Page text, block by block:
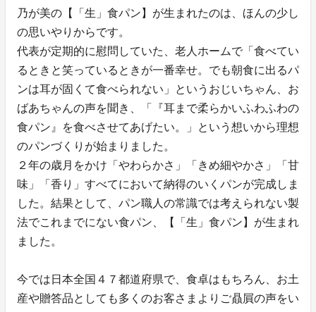
乃が美の【「生」食パン】が生まれたのは、ほんの少し
の思いやりからです。
代表が定期的に慰問していた、老人ホームで「食べてい
るときと笑っているときが一番幸せ。でも朝食に出るパ
ンは耳が固くて食べられない」というおじいちゃん、お
ばあちゃんの声を聞き、「『耳まで柔らかいふわふわの
食パン』を食べさせてあげたい。」という想いから理想
のパンづくりが始まりました。
２年の歳月をかけ「やわらかさ」「きめ細やかさ」「甘
味」「香り」すべてにおいて納得のいくパンが完成しま
した。結果として、パン職人の常識では考えられない製
法でこれまでにない食パン、【「生」食パン】が生まれ
ました。
今では日本全国４７都道府県で、食卓はもちろん、お土
産や贈答品としても多くのお客さまよりご贔屓の声をい